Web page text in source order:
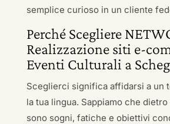
semplice curioso in un cliente
Perché Scegliere
Realizzazione siti e-
Eventi Culturali a
Sceglierci significa affidarsi a un
la tua lingua. Sappiamo che
sono sogni, fatiche e obiettivi